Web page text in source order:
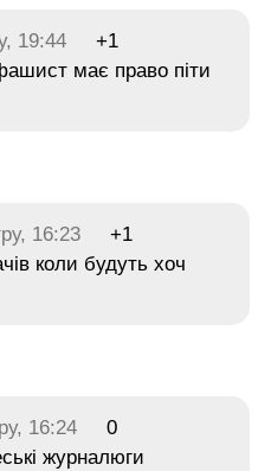
19:44
+1
має право піти
16:23
+1
коли будуть хоч
16:24
0
журналюги